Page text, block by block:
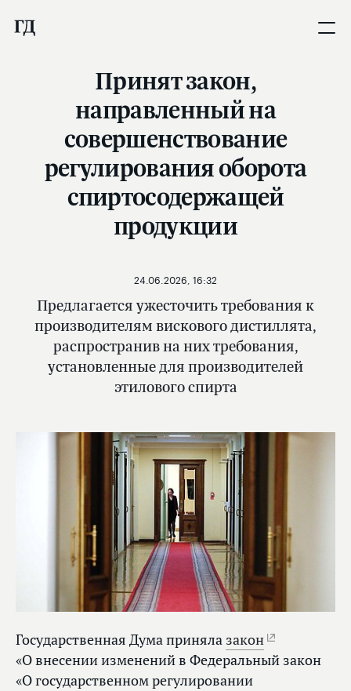
Принят закон,
направленный на
совершенствование
регулирования оборота
спиртосодержащей
продукции
Предлагается ужесточить требования к
производителям вискового дистиллята,
распространив на них требования,
установленные для производителей
этилового спирта
24.06.2026, 16:32
Государственная Дума приняла закон
«О внесении изменений в Федеральный закон
«О государственном регулировании